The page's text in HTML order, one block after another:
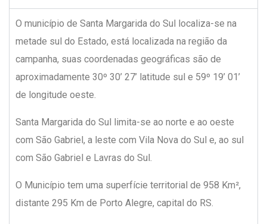
O município de Santa Margarida do Sul localiza-se na
metade sul do Estado, está localizada na região da
campanha, suas coordenadas geográficas são de
aproximadamente 30º 30’ 27’ latitude sul e 59º 19’ 01’
de longitude oeste.
Santa Margarida do Sul limita-se ao norte e ao oeste
com São Gabriel, a leste com Vila Nova do Sul e, ao sul
com São Gabriel e Lavras do Sul.
O Município tem uma superfície territorial de 958 Km²,
distante 295 Km de Porto Alegre, capital do RS.